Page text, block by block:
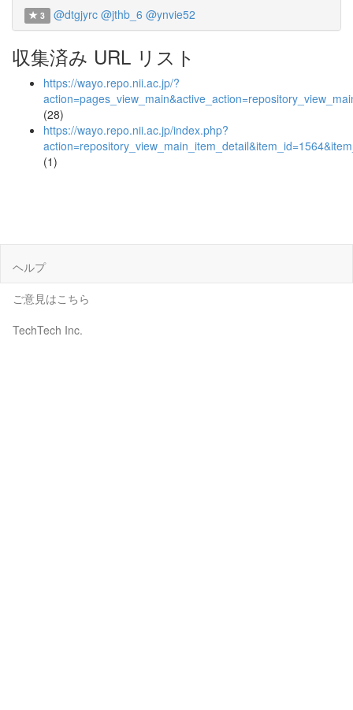
3 @dtgjyrc @jthb_6 @ynvie52
収集済み URL リスト
https://wayo.repo.nii.ac.jp/?
(28)
https://wayo.repo.nii.ac.jp/index.php?
(1)
ヘルプ
ご意見はこちら
TechTech Inc.